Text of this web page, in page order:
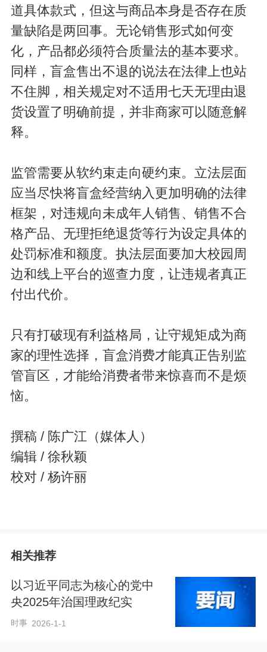
道具体款式，但这与商品本身是否存在质
量缺陷是两回事。无论销售形式如何变
化，产品都必须符合质量法的基本要求。
同样，盲盒售出不退的说法在法律上也站
不住脚，相关规定对不适用七天无理由退
货设置了明确前提，并非商家可以随意解
释。
监管需要从软约束走向硬约束。立法层面
应当尽快将盲盒经营纳入更加明确的法律
框架，对违规向未成年人销售、销售不合
格产品、无理拒绝退货等行为设定具体的
处罚标准和额度。执法层面要加大校园周
边和线上平台的巡查力度，让违规者真正
付出代价。
只有打破现有利益格局，让守规矩成为商
家的理性选择，盲盒消费才能真正告别监
管盲区，才能给消费者带来惊喜而不是烦
恼。
撰稿 / 陈广江（媒体人）
编辑 / 徐秋颖
校对 / 杨许丽
相关推荐
以习近平同志为核心的党中
央2025年治国理政纪实
时事 2026-1-1